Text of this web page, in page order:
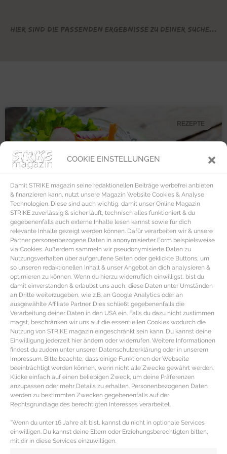
COOKIE EINSTELLUNGEN
Damit STRIKE magazin seine redaktionellen Beiträge werbefrei anbieten
& finanzieren kann, nutzt unsere Magazin Website Cookies & Analyse
Technologien. Diese sind auch wichtig, damit unser Online Magazin
STRIKE zuverlässig & sicher läuft, technisch alles funktioniert & du
gegebenenfalls auch externe Inhalte lesen kannst sowie für dich
relevante Inhalte gezeigt werden können. Dafür verarbeiten wir & unsere
Partner personenbezogene Daten in anonymisierter Form beispielsweise
via Cookies. Außerdem sammeln wir pseudonymisierte Daten zu
Nutzungsverhalten über aufgerufene Seiten oder geklickte Buttons, um
so unseren redaktionellen Inhalt & unser Angebot an dich analysieren &
optimieren zu können. Wenn du hierzu widerruflich einwilligst, bist du
damit einverstanden & erlaubst uns auch, diese Daten unter Umständen
an Dritte weiterzugeben, wie z.B. an Google Analytics oder an
ausgewählte Affiliate Partner. Dies schließt gegebenenfalls die
Verarbeitung deiner Daten in den USA ein. Falls du dazu nicht zustimmen
magst, beschränken wir uns auf die essentiellen Cookies wodurch die
Nutzung von STRIKE magazin eingeschränkt sein kann. Du kannst deine
Einwilligung jederzeit hier ändern oder widerrufen. Weitere Informationen
findest du zudem unter unserer Datenschutzerklärung oder in unserem
Impressum. Bitte beachte, dass einige Funktionen der Webseite
beeinträchtigt werden können, wenn nicht alle Zwecke gewährt werden.
Klicke einfach auf einen beliebigen Zweck, um deine Präferenzen
anzupassen oder mehr Details zu erhalten. Personenbezogenen Daten
werden zu bestimmten Zwecken gegebenenfalls auf der
Rechtsgrundlage des berechtigten Interesses verarbeitet.
*Wenn du unter 16 Jahre alt bist, kannst du nicht in optionale Services
einwilligen. Du kannst deine Eltern oder Erziehungsberechtigten bitten,
mit dir in diese Services einzuwilligen.
Hier sind die passenden Ergebnisse zu deiner Suche...
REZEPTE
REZEPT – Gemüsesalat im Glas mit
Avocado und Mango-Sesam-
Dressing
Salat im Glas Rezept mit Gemüse & Mango Sesam
dressing Zutaten für den Gemüsesalat im Glas 1 reife
Avocado 1